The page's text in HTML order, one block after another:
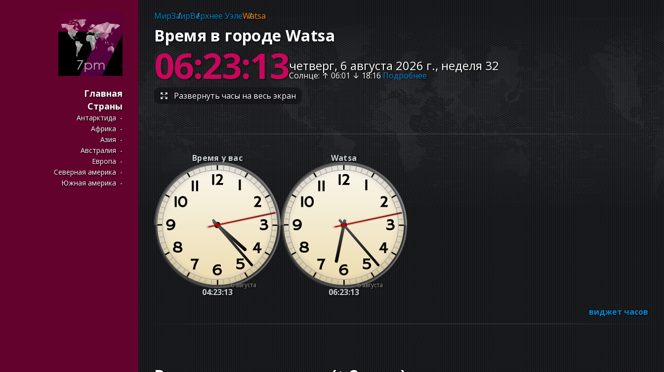
Главная
Страны
Антарктида
Африка
Азия
Австралия
Европа
Северная америка
Южная америка
МирЗаирВерхнее УэлеWatsa
Время в городе Watsa
06:23:14четверг, 6 августа 2026 г., неделя 32
Солнце: ↑06:01 ↓ 18:16 Подробнее
Развернуть часы на весь экран
Время у вас
04:23:14
6 августа
Watsa
06:23:14
6 августа
виджет часов